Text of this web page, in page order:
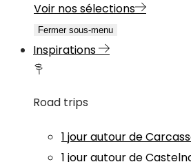
Voir nos sélections
Fermer sous-menu
Inspirations
Road trips
1 jour autour de
1 jour autour de